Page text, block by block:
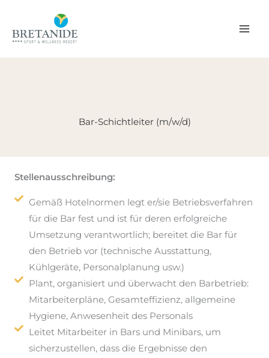
springen
Bar-Schichtleiter (m/w/d)
Stellenausschreibung:
Gemäß Hotelnormen legt er/sie Betriebsverfahren
für die Bar fest und ist für deren erfolgreiche
Umsetzung verantwortlich; bereitet die Bar für
den Betrieb vor (technische Ausstattung,
Kühlgeräte, Personalplanung usw.)
Plant, organisiert und überwacht den Barbetrieb:
Mitarbeiterpläne, Gesamteffizienz, allgemeine
Hygiene, Anwesenheit des Personals
Leitet Mitarbeiter in Bars und Minibars, um
sicherzustellen, dass die Ergebnisse den